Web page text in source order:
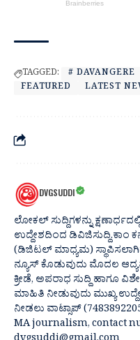
TAGGED: # DAVANGERE
FEATURED
LATEST
DVGSUDDI
ಲೋಕಲ್ ಸುದ್ದಿಗಳನ್ನು
ಉದ್ದೇಶದಿಂದ
(ಡಿಜಿಟಲ್ ಮಾಧ್ಯಮ)
ನ್ಯೂಸ್ ಕೊಡುವುದು ಮೊದಲ
ಕ್ರೀಡೆ, ಅಪರಾಧ ಸುದ್ದಿ ಹಾಗೂ
ಮಾಹಿತಿ ನೀಡುವುದು ಮುಖ್ಯ
ನೀಡಲು ವಾಟ್ಸಾಪ್
MA journalism, contact